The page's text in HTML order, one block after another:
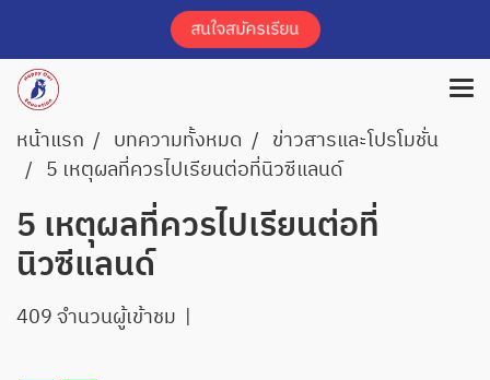
หน้าแรก บทความทั้งหมด
ข่าวสารและโปรโมชั่น
5 เหตุผลที่ควรไปเรียนต่อที่นิวซีแลนด์
5 เหตุผลที่ควรไปเรียนต่อที่
นิวซีแลนด์
409 จำนวนผู้เข้าชม |